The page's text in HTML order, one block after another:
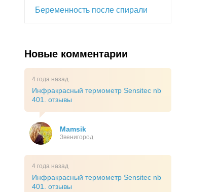
Беременность после спирали
Новые комментарии
4 года назад
Инфракрасный термометр Sensitec nb
401. отзывы
Mamsik
Звенигород
4 года назад
Инфракрасный термометр Sensitec nb
401. отзывы